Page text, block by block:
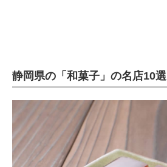
静岡県の「和菓子」の名店10選